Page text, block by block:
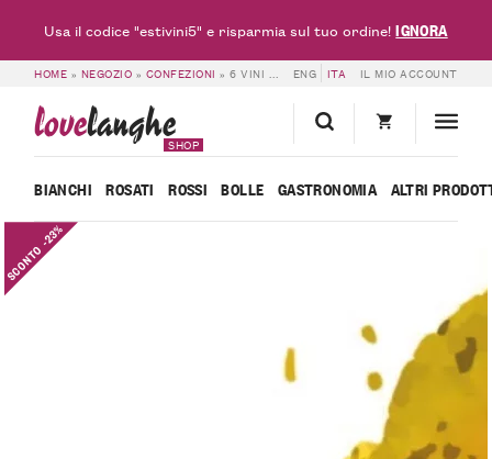
HOME » NEGOZIO » CONFEZIONI »6 VINI PER L’ESTATE – CASCINA GRAMOLERE ENG ITA IL MIO ACCOUNT
lovelanghe
SHOP
BIANCHI ROSATI ROSSI BOLLE GASTRONOMIA ALTRI
SCONTO -23%
Usa il codice "estivini5" e risparmia sul tuo ordine!IGNORA